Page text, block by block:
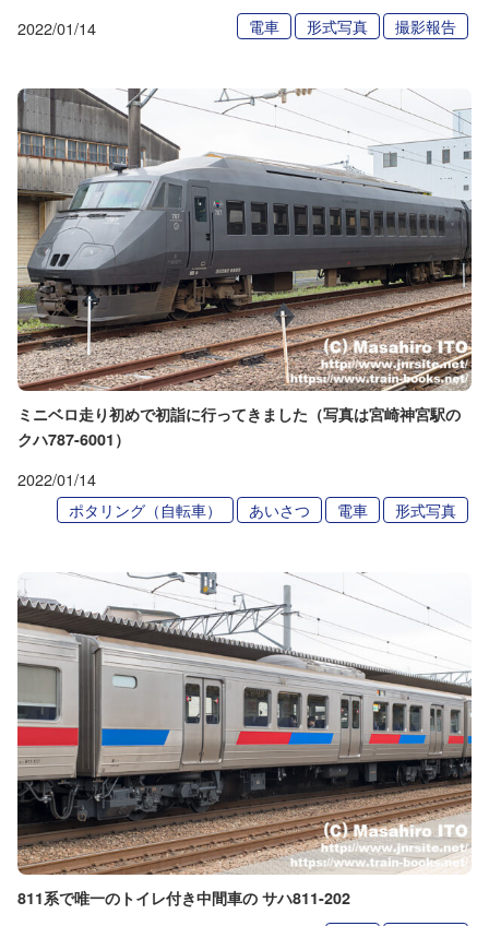
2022/01/14 電車 形式写真 撮影報告
ミニベロ走り初めで初詣に行ってきました（写真は宮崎神宮駅の
クハ787-6001）
2022/01/14
ポタリング（自転車） あいさつ 電車 形式写真
811系で唯一のトイレ付き中間車の サハ811-202